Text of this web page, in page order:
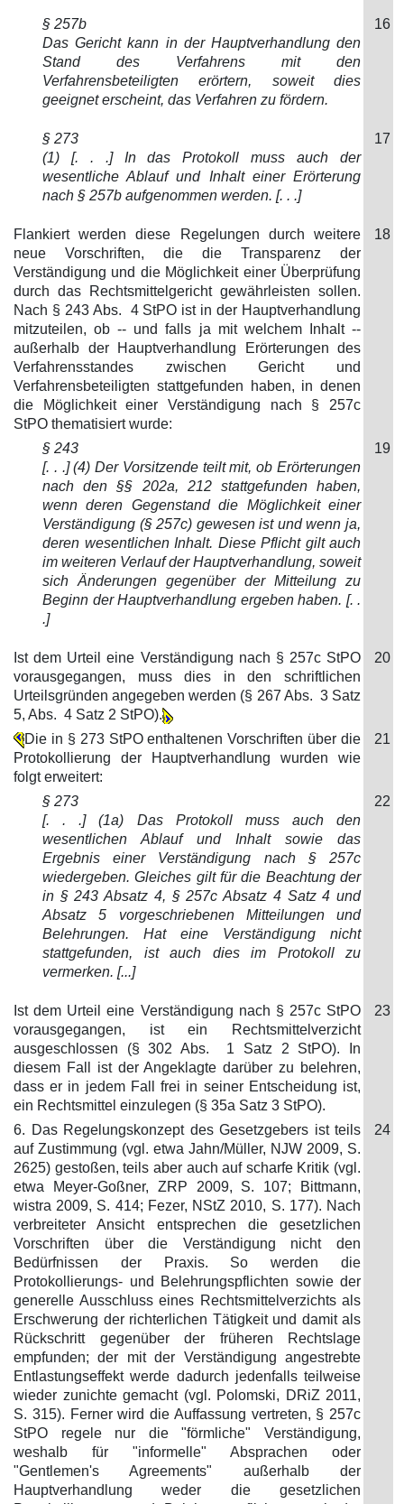
§ 257b
Das Gericht kann in der Hauptverhandlung den
Stand des Verfahrens mit den
Verfahrensbeteiligten erörtern, soweit dies
geeignet erscheint, das Verfahren zu fördern.
16
§ 273
(1) [. . .] In das Protokoll muss auch der
wesentliche Ablauf und Inhalt einer Erörterung
nach § 257b aufgenommen werden. [. . .]
17
Flankiert werden diese Regelungen durch weitere
neue Vorschriften, die die Transparenz der
Verständigung und die Möglichkeit einer Überprüfung
durch das Rechtsmittelgericht gewährleisten sollen.
Nach § 243 Abs. 4 StPO ist in der Hauptverhandlung
mitzuteilen, ob -- und falls ja mit welchem Inhalt --
außerhalb der Hauptverhandlung Erörterungen des
Verfahrensstandes zwischen Gericht und
Verfahrensbeteiligten stattgefunden haben, in denen
die Möglichkeit einer Verständigung nach § 257c
StPO thematisiert wurde:
18
§ 243
[. . .] (4) Der Vorsitzende teilt mit, ob Erörterungen
nach den §§ 202a, 212 stattgefunden haben,
wenn deren Gegenstand die Möglichkeit einer
Verständigung (§ 257c) gewesen ist und wenn ja,
deren wesentlichen Inhalt. Diese Pflicht gilt auch
im weiteren Verlauf der Hauptverhandlung, soweit
sich Änderungen gegenüber der Mitteilung zu
Beginn der Hauptverhandlung ergeben haben. [. .
.]
19
Ist dem Urteil eine Verständigung nach § 257c StPO
vorausgegangen, muss dies in den schriftlichen
Urteilsgründen angegeben werden (§ 267 Abs. 3 Satz
5, Abs. 4 Satz 2 StPO).
20
Die in § 273 StPO enthaltenen Vorschriften über die
Protokollierung der Hauptverhandlung wurden wie
folgt erweitert:
21
§ 273
[. . .] (1a) Das Protokoll muss auch den
wesentlichen Ablauf und Inhalt sowie das
Ergebnis einer Verständigung nach § 257c
wiedergeben. Gleiches gilt für die Beachtung der
in § 243 Absatz 4, § 257c Absatz 4 Satz 4 und
Absatz 5 vorgeschriebenen Mitteilungen und
Belehrungen. Hat eine Verständigung nicht
stattgefunden, ist auch dies im Protokoll zu
vermerken. [...]
22
Ist dem Urteil eine Verständigung nach § 257c StPO
vorausgegangen, ist ein Rechtsmittelverzicht
ausgeschlossen (§ 302 Abs. 1 Satz 2 StPO). In
diesem Fall ist der Angeklagte darüber zu belehren,
dass er in jedem Fall frei in seiner Entscheidung ist,
ein Rechtsmittel einzulegen (§ 35a Satz 3 StPO).
23
6. Das Regelungskonzept des Gesetzgebers ist teils
auf Zustimmung (vgl. etwa Jahn/Müller, NJW 2009, S.
2625) gestoßen, teils aber auch auf scharfe Kritik (vgl.
etwa Meyer-Goßner, ZRP 2009, S. 107; Bittmann,
wistra 2009, S. 414; Fezer, NStZ 2010, S. 177). Nach
verbreiteter Ansicht entsprechen die gesetzlichen
Vorschriften über die Verständigung nicht den
Bedürfnissen der Praxis. So werden die
Protokollierungs- und Belehrungspflichten sowie der
generelle Ausschluss eines Rechtsmittelverzichts als
Erschwerung der richterlichen Tätigkeit und damit als
Rückschritt gegenüber der früheren Rechtslage
empfunden; der mit der Verständigung angestrebte
Entlastungseffekt werde dadurch jedenfalls teilweise
wieder zunichte gemacht (vgl. Polomski, DRiZ 2011,
S. 315). Ferner wird die Auffassung vertreten, § 257c
StPO regele nur die "förmliche" Verständigung,
weshalb für "informelle" Absprachen oder
"Gentlemen's Agreements" außerhalb der
Hauptverhandlung weder die gesetzlichen
24